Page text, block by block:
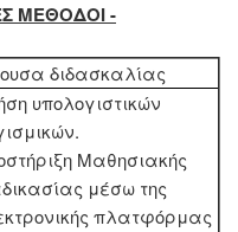
ΜΕΘΟΔΟΙ -
διδασκαλίας
υπολογιστικών
Μαθησιακής
μέσω της
πλατφόρμας